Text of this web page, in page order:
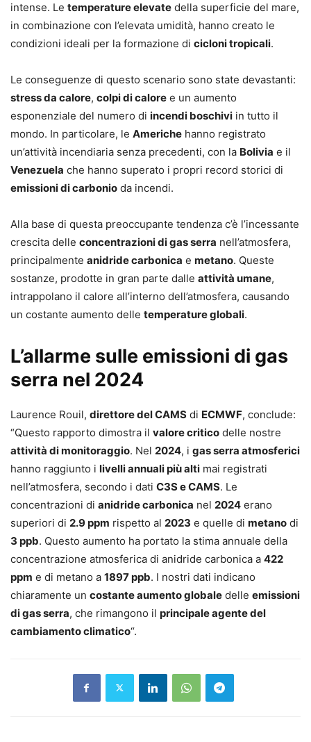
intense. Le temperature elevate della superficie del mare,
in combinazione con l’elevata umidità, hanno creato le
condizioni ideali per la formazione di cicloni tropicali.
Le conseguenze di questo scenario sono state devastanti:
stress da calore, colpi di calore e un aumento
esponenziale del numero di incendi boschivi in tutto il
mondo. In particolare, le Americhe hanno registrato
un’attività incendiaria senza precedenti, con la Bolivia e il
Venezuela che hanno superato i propri record storici di
emissioni di carbonio da incendi.
Alla base di questa preoccupante tendenza c’è l’incessante
crescita delle concentrazioni di gas serra nell’atmosfera,
principalmente anidride carbonica e metano. Queste
sostanze, prodotte in gran parte dalle attività umane,
intrappolano il calore all’interno dell’atmosfera, causando
un costante aumento delle temperature globali.
L’allarme sulle emissioni di gas
serra nel 2024
Laurence Rouil, direttore del CAMS di ECMWF, conclude:
“Questo rapporto dimostra il valore critico delle nostre
attività di monitoraggio. Nel 2024, i gas serra atmosferici
hanno raggiunto i livelli annuali più alti mai registrati
nell’atmosfera, secondo i dati C3S e CAMS. Le
concentrazioni di anidride carbonica nel 2024 erano
superiori di 2.9 ppm rispetto al 2023 e quelle di metano di
3 ppb. Questo aumento ha portato la stima annuale della
concentrazione atmosferica di anidride carbonica a 422
ppm e di metano a 1897 ppb. I nostri dati indicano
chiaramente un costante aumento globale delle emissioni
di gas serra, che rimangono il principale agente del
cambiamento climatico“.